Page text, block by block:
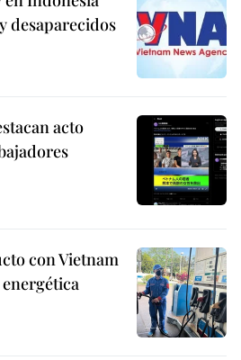
desaparecidos
acto
con Vietnam